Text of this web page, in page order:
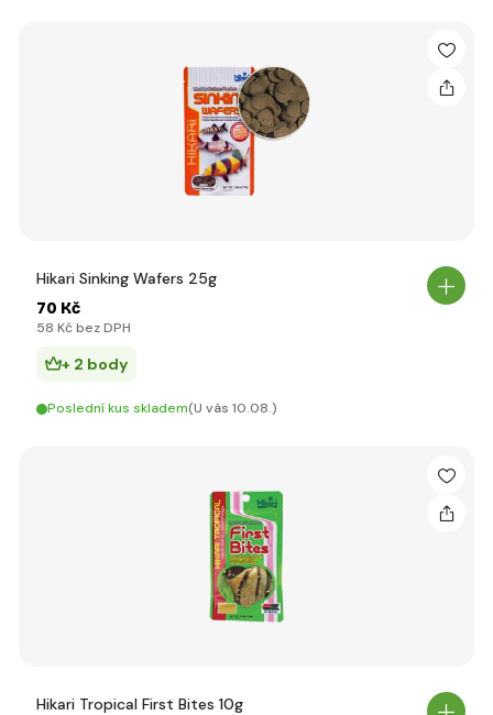
Hikari Sinking Wafers 25g
70 Kč
58 Kč bez DPH
+ 2 body
Poslední kus skladem(U vás 10.08.)
Hikari Tropical First Bites 10g